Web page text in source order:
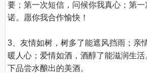
要；第一次短信，问候你我真心；第
诺。愿你我合作愉快！
3、友情如树，树多了能遮风挡雨；亲
暖人心；爱情如酒，酒醇了能滋润生
下品尝水酿出的美酒。